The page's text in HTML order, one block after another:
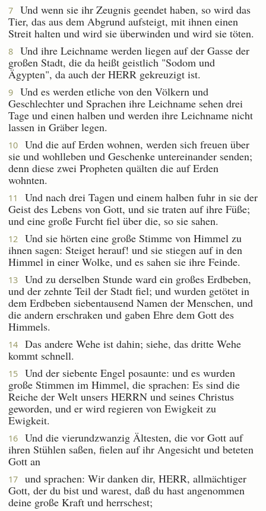
7
Und wenn sie ihr Zeugnis geendet haben, so wird das
Tier, das aus dem Abgrund aufsteigt, mit ihnen einen
Streit halten und wird sie überwinden und wird sie töten.
8
Und ihre Leichname werden liegen auf der Gasse der
großen Stadt, die da heißt geistlich "Sodom und
Ägypten", da auch der HERR gekreuzigt ist.
9
Und es werden etliche von den Völkern und
Geschlechter und Sprachen ihre Leichname sehen drei
Tage und einen halben und werden ihre Leichname nicht
lassen in Gräber legen.
10
Und die auf Erden wohnen, werden sich freuen über
sie und wohlleben und Geschenke untereinander senden;
denn diese zwei Propheten quälten die auf Erden
wohnten.
11
Und nach drei Tagen und einem halben fuhr in sie der
Geist des Lebens von Gott, und sie traten auf ihre Füße;
und eine große Furcht fiel über die, so sie sahen.
12
Und sie hörten eine große Stimme von Himmel zu
ihnen sagen: Steiget herauf! und sie stiegen auf in den
Himmel in einer Wolke, und es sahen sie ihre Feinde.
13
Und zu derselben Stunde ward ein großes Erdbeben,
und der zehnte Teil der Stadt fiel; und wurden getötet in
dem Erdbeben siebentausend Namen der Menschen, und
die andern erschraken und gaben Ehre dem Gott des
Himmels.
14
Das andere Wehe ist dahin; siehe, das dritte Wehe
kommt schnell.
15
Und der siebente Engel posaunte: und es wurden
große Stimmen im Himmel, die sprachen: Es sind die
Reiche der Welt unsers HERRN und seines Christus
geworden, und er wird regieren von Ewigkeit zu
Ewigkeit.
16
Und die vierundzwanzig Ältesten, die vor Gott auf
ihren Stühlen saßen, fielen auf ihr Angesicht und beteten
Gott an
17
und sprachen: Wir danken dir, HERR, allmächtiger
Gott, der du bist und warest, daß du hast angenommen
deine große Kraft und herrschest;